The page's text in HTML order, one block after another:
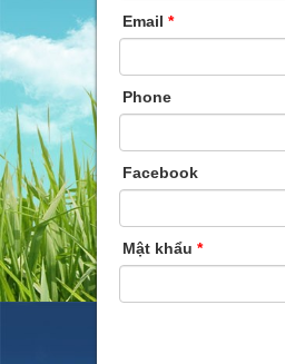
Email *
Phone
Facebook
Mật khẩu *